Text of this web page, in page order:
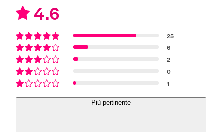
4.6
25
6
2
0
1
Più pertinente